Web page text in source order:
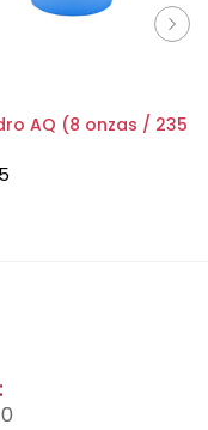
AQ (8 onzas / 235